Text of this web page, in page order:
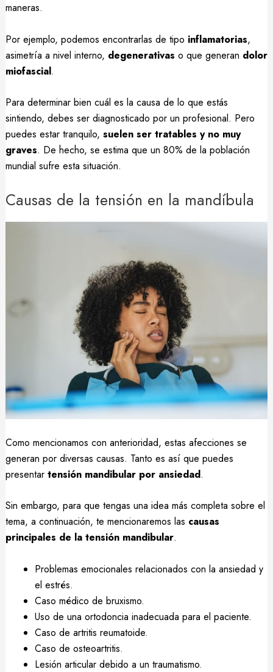
maneras.
Por ejemplo, podemos encontrarlas de tipo inflamatorias,
asimetría a nivel interno, degenerativas o que generan dolor
miofascial.
Para determinar bien cuál es la causa de lo que estás
sintiendo, debes ser diagnosticado por un profesional. Pero
puedes estar tranquilo, suelen ser tratables y no muy
graves. De hecho, se estima que un 80% de la población
mundial sufre esta situación.
Causas de la tensión en la mandíbula
Como mencionamos con anterioridad, estas afecciones se
generan por diversas causas. Tanto es así que puedes
presentar tensión mandibular por ansiedad.
Sin embargo, para que tengas una idea más completa sobre el
tema, a continuación, te mencionaremos las causas
principales de la tensión mandibular.
Problemas emocionales relacionados con la ansiedad y
el estrés.
Caso médico de bruxismo.
Uso de una ortodoncia inadecuada para el paciente.
Caso de artritis reumatoide.
Caso de osteoartritis.
Lesión articular debido a un traumatismo.